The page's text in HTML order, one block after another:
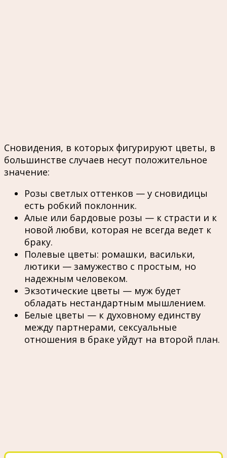
Сновидения, в которых фигурируют цветы, в
большинстве случаев несут положительное
значение:
Розы светлых оттенков — у сновидицы
есть робкий поклонник.
Алые или бардовые розы — к страсти и к
новой любви, которая не всегда ведет к
браку.
Полевые цветы: ромашки, васильки,
лютики — замужество с простым, но
надежным человеком.
Экзотические цветы — муж будет
обладать нестандартным мышлением.
Белые цветы — к духовному единству
между партнерами, сексуальные
отношения в браке уйдут на второй план.